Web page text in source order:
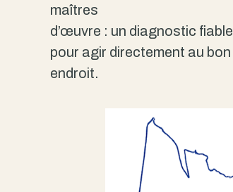
maîtres
d’œuvre : un diagnostic fiable
pour agir directement au bon
endroit.